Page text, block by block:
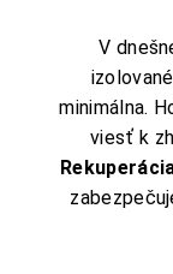
V
minimálna.
viesť k